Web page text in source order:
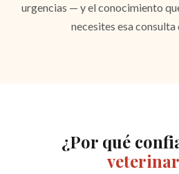
urgencias — y el conocimiento
necesites esa consulta
¿Por qué